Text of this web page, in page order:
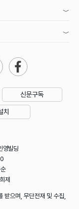
신문구독
치
영빌딩
제
받으며, 무단전재 및 수집,